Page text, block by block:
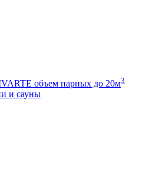
объем парных до 20м3
и сауны